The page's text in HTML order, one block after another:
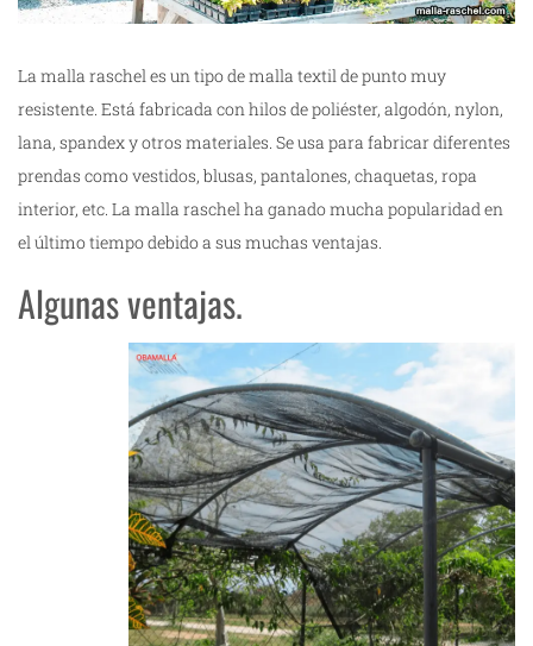
La malla raschel es un tipo de malla textil de punto muy
resistente. Está fabricada con hilos de poliéster, algodón, nylon,
lana, spandex y otros materiales. Se usa para fabricar diferentes
prendas como vestidos, blusas, pantalones, chaquetas, ropa
interior, etc. La malla raschel ha ganado mucha popularidad en
el último tiempo debido a sus muchas ventajas.
Algunas ventajas.